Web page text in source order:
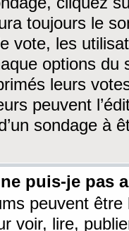
toujours le
vote, les
options du
leurs
peuvent
sondage à
puis-je pas
peuvent être
voir, lire,